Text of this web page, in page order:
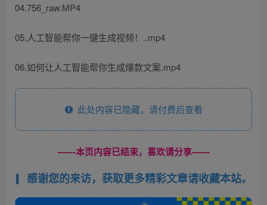
04.756_raw.MP4
05.人工智能帮你一键生成视频！..mp4
06.如何让人工智能帮你生成爆款文案.mp4
此处内容已隐藏，请付费后查看
------本页内容已结束，喜欢请分享------
感谢您的来访，获取更多精彩文章请收藏本站。